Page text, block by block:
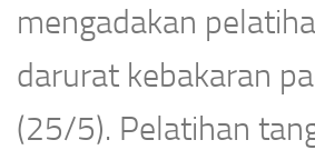
mengadakan
darurat kebakaran
(25/5). Pelatihan